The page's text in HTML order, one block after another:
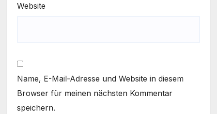
Website
Name, E-Mail-Adresse und Website in diesem
Browser für meinen nächsten Kommentar
speichern.